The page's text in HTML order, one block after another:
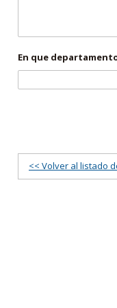
En que
<< Volver al listado